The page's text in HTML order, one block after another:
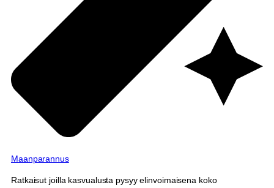
Maanparannus
Ratkaisut joilla kasvualusta pysyy elinvoimaisena koko